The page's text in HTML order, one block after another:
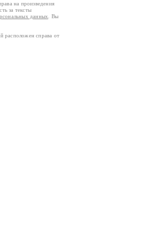
на произведения
за тексты
данных
. Вы
расположен справа от